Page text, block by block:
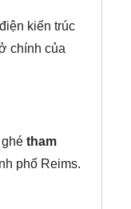
kiến trúc
chính của
tham
phố Reims.